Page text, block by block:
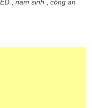
,nam sinh ,công an